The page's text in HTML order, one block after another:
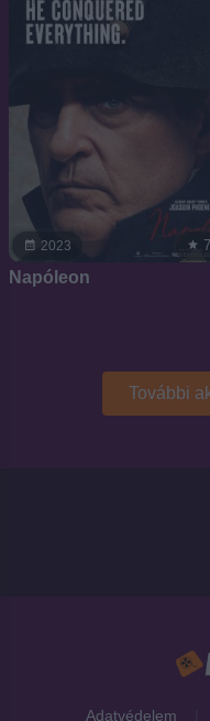
2023
Napóleon
További
Adatvédelem